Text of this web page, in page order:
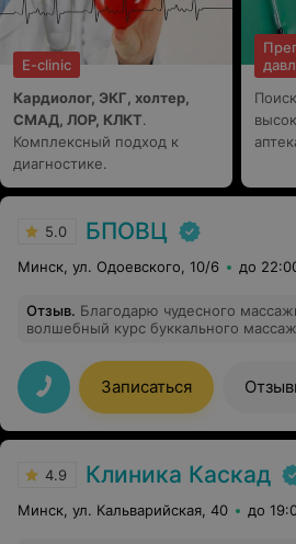
E-clinic
Кардиолог, ЭКГ, холтер,
СМАД, ЛОР, КЛКТ.
Комплексный подход к
диагностике.
5.0 БПОВЦ
Минск, ул. Одоевского, 10/6 до
Отзыв. Благодарю чудесного
волшебный курс буккального
ошеломляющий для меня: прошла
помолодела лет на 10, в общем, я
очень приятно, что в работе
качественная белорусская
ходить для поддержания
это тоже очень важно! Благодарю
грамотную организацию работы
Записаться
4.9 Клиника Каскад
Минск, ул. Кальварийская, 40 до